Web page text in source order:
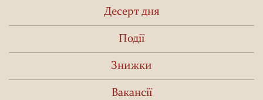
Десерт дня
Події
Знижки
Вакансії